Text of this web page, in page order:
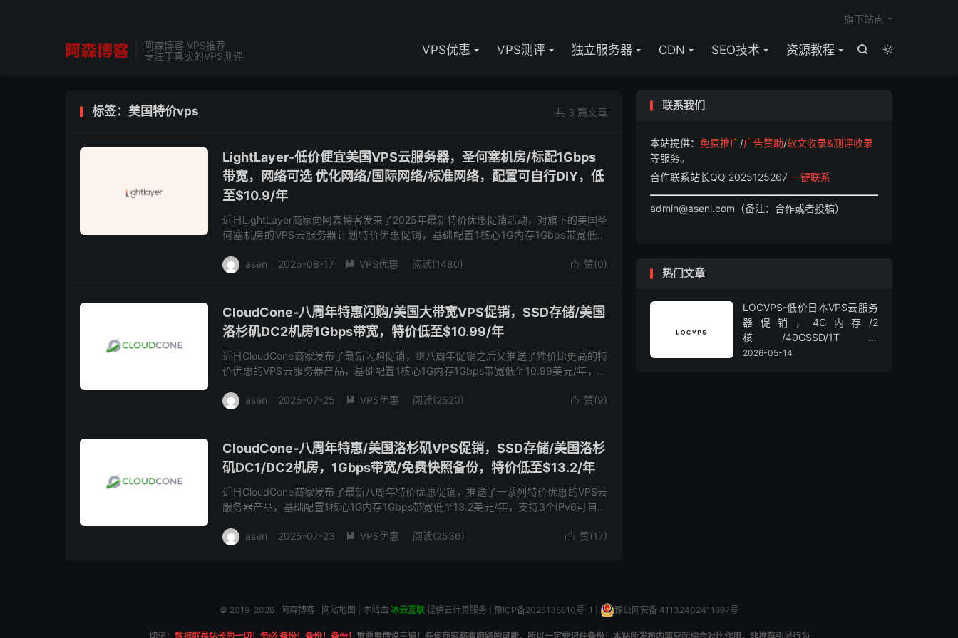
阿森博客 VPS推荐
专注于真实的VPS测评


VPS优惠 VPS测评 独立服务器 CDN SEO技术 资源教程
旗下站点
共 3 篇文章
标签：美国特价vps
LightLayer-低价便宜美国VPS云服务器，圣何塞机房/标配1Gbps
带宽，网络可选 优化网络/国际网络/标准网络，配置可自行DIY，低
至$10.9/年
近日LightLayer商家向阿森博客发来了2025年最新特价优惠促销活动，对旗下的美国圣
何塞机房的VPS云服务器计划特价优惠促销，基础配置1核心1G内存1Gbps带宽低至
 赞(0)
asen 2025-08-17  VPS优惠 阅读(1480)
CloudCone-八周年特惠闪购/美国大带宽VPS促销，SSD存储/美国
洛杉矶DC2机房1Gbps带宽，特价低至$10.99/年
近日CloudCone商家发布了最新闪购促销，继八周年促销之后又推送了性价比更高的特
价优惠的VPS云服务器产品，基础配置1核心1G内存1Gbps带宽低至10.99美元/年，支
 赞(9)
asen 2025-07-25  VPS优惠 阅读(2520)
CloudCone-八周年特惠/美国洛杉矶VPS促销，SSD存储/美国洛杉
矶DC1/DC2机房，1Gbps带宽/免费快照备份，特价低至$13.2/年
近日CloudCone商家发布了最新八周年特价优惠促销，推送了一系列特价优惠的VPS云
服务器产品，基础配置1核心1G内存1Gbps带宽低至13.2美元/年，支持3个IPv6可自行
 赞(17)
asen 2025-07-23  VPS优惠 阅读(2536)
联系我们
本站提供： 免费推广/广告赞助/软文收录&测评收录
等服务。
合作联系站长QQ 2025125267 一键联系
admin@asenl.com（备注：合作或者投稿）
热门文章
LOCVPS-低价日本VPS云服务
器促销，4G内存/2
核/40GSSD/1T流
量/450Mbps带宽，低至36元/
2026-05-14
© 2019-2026 阿森博客 网站地图 | 本站由 冰云互联 提供云计算服务 | 豫ICP备2025135810号-1 豫公网安备 41132402411697号